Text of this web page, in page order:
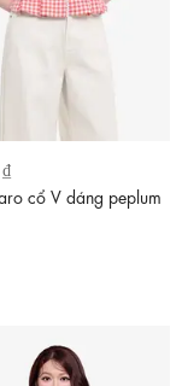
cổ V dáng peplum